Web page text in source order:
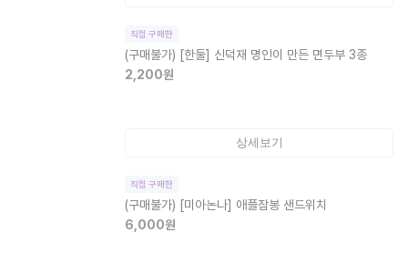
직접 구매한
(구매불가) [한둘] 신덕재 명인이 만든 면두부 3종
2,200원
상세보기
직접 구매한
(구매불가) [미아논나] 애플잠봉 샌드위치
6,000원